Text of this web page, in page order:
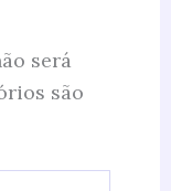
será
são